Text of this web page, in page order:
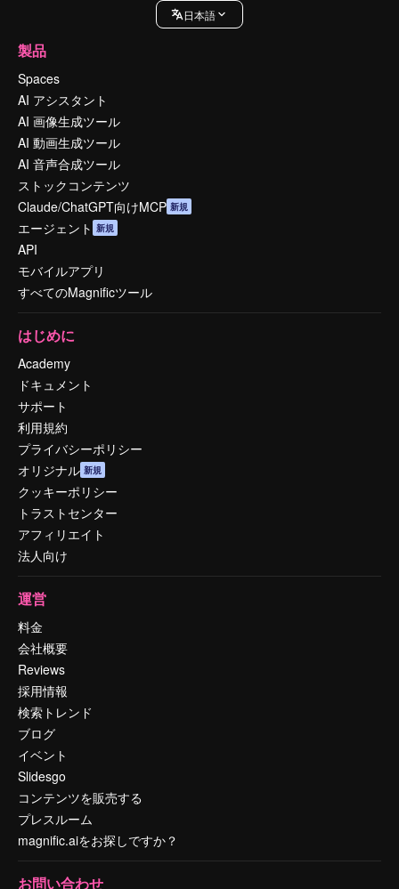
日本語
製品
Spaces
AI アシスタント
AI 画像生成ツール
AI 動画生成ツール
AI 音声合成ツール
ストックコンテンツ
Claude/ChatGPT向けMCP 新規
エージェント 新規
API
モバイルアプリ
すべてのMagnificツール
はじめに
Academy
ドキュメント
サポート
利用規約
プライバシーポリシー
オリジナル 新規
クッキーポリシー
トラストセンター
アフィリエイト
法人向け
運営
料金
会社概要
Reviews
採用情報
検索トレンド
ブログ
イベント
Slidesgo
コンテンツを販売する
プレスルーム
magnific.aiをお探しですか？
お問い合わせ